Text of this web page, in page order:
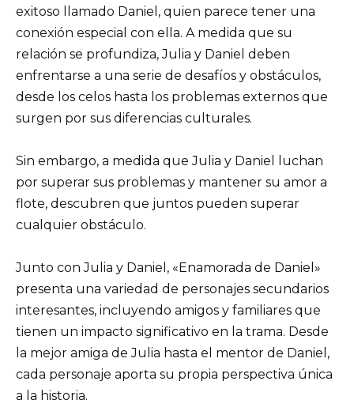
exitoso llamado Daniel, quien parece tener una
conexión especial con ella. A medida que su
relación se profundiza, Julia y Daniel deben
enfrentarse a una serie de desafíos y obstáculos,
desde los celos hasta los problemas externos que
surgen por sus diferencias culturales.
Sin embargo, a medida que Julia y Daniel luchan
por superar sus problemas y mantener su amor a
flote, descubren que juntos pueden superar
cualquier obstáculo.
Junto con Julia y Daniel, «Enamorada de Daniel»
presenta una variedad de personajes secundarios
interesantes, incluyendo amigos y familiares que
tienen un impacto significativo en la trama. Desde
la mejor amiga de Julia hasta el mentor de Daniel,
cada personaje aporta su propia perspectiva única
a la historia.